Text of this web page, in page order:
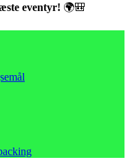
eventyr! 🌍🎒